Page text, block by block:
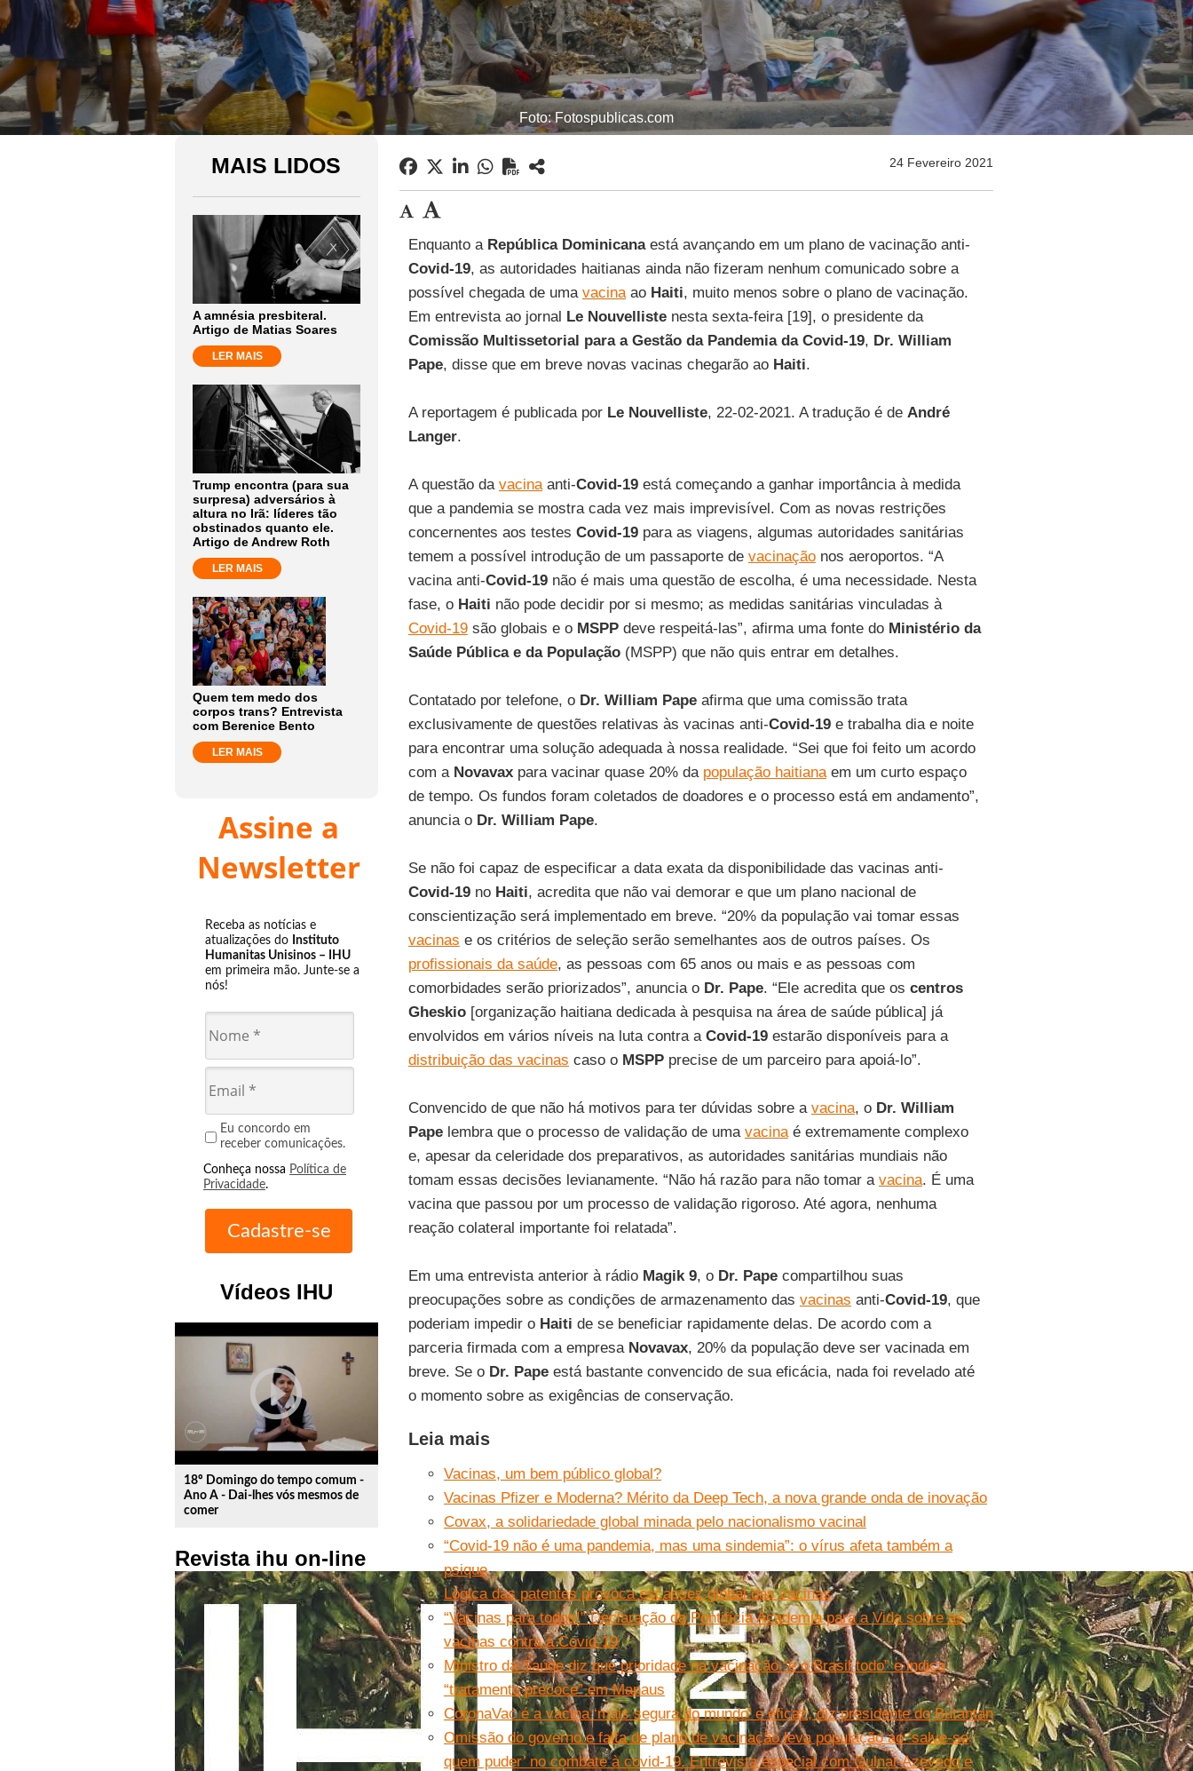
Foto: Fotospublicas.com
MAIS LIDOS
A amnésia presbiteral.
Artigo de Matias Soares
LER MAIS
Trump encontra (para sua
surpresa) adversários à
altura no Irã: líderes tão
obstinados quanto ele.
Artigo de Andrew Roth
LER MAIS
Quem tem medo dos
corpos trans? Entrevista
com Berenice Bento
LER MAIS
Assine a
Newsletter
Receba as notícias e
atualizações do Instituto
Humanitas Unisinos – IHU
em primeira mão. Junte-se a
nós!
Eu concordo em
receber comunicações.
Conheça nossa Política de
Privacidade.
Vídeos IHU
play_circle_outline
18º Domingo do tempo comum -
Ano A - Dai-lhes vós mesmos de
comer
Revista ihu on-line
24 Fevereiro 2021
Enquanto a República Dominicanaestá avançando em um plano de vacinação anti-
Covid-19, as autoridades haitianas ainda não fizeram nenhum comunicado sobre a
possível chegada de uma vacinaao Haiti, muito menos sobre o plano de vacinação.
Em entrevista ao jornal Le Nouvellistenesta sexta-feira [19], o presidente da
Comissão Multissetorial para a Gestão da Pandemia da Covid-19, Dr. William
Pape, disse que em breve novas vacinas chegarão ao Haiti.
A reportagem é publicada por Le Nouvelliste, 22-02-2021. A tradução é de André
Langer.
A questão da vacinaanti-Covid-19está começando a ganhar importância à medida
que a pandemia se mostra cada vez mais imprevisível. Com as novas restrições
concernentes aos testes Covid-19para as viagens, algumas autoridades sanitárias
temem a possível introdução de um passaporte de vacinaçãonos aeroportos. “A
vacina anti-Covid-19não é mais uma questão de escolha, é uma necessidade. Nesta
fase, o Haiti não pode decidir por si mesmo; as medidas sanitárias vinculadas à
Covid-19são globais e o MSPPdeve respeitá-las”, afirma uma fonte do Ministério da
Saúde Pública e da População(MSPP) que não quis entrar em detalhes.
Contatado por telefone, o Dr. William Papeafirma que uma comissão trata
exclusivamente de questões relativas às vacinas anti-Covid-19e trabalha dia e noite
para encontrar uma solução adequada à nossa realidade. “Sei que foi feito um acordo
com a Novavaxpara vacinar quase 20% da população haitianaem um curto espaço
de tempo. Os fundos foram coletados de doadores e o processo está em andamento”,
anuncia o Dr. William Pape.
Se não foi capaz de especificar a data exata da disponibilidade das vacinas anti-
Covid-19no Haiti, acredita que não vai demorar e que um plano nacional de
conscientização será implementado em breve. “20% da população vai tomar essas
vacinas e os critérios de seleção serão semelhantes aos de outros países. Os
profissionais da saúde, as pessoas com 65 anos ou mais e as pessoas com
comorbidades serão priorizados”, anuncia o Dr. Pape. “Ele acredita que os centros
Gheskio[organização haitiana dedicada à pesquisa na área de saúde pública] já
envolvidos em vários níveis na luta contra a Covid-19estarão disponíveis para a
distribuição das vacinas caso o MSPPprecise de um parceiro para apoiá-lo”.
Convencido de que não há motivos para ter dúvidas sobre a vacina, o Dr. William
Papelembra que o processo de validação de uma vacinaé extremamente complexo
e, apesar da celeridade dos preparativos, as autoridades sanitárias mundiais não
tomam essas decisões levianamente. “Não há razão para não tomar a vacina. É uma
vacina que passou por um processo de validação rigoroso. Até agora, nenhuma
reação colateral importante foi relatada”.
Em uma entrevista anterior à rádio Magik 9, o Dr. Papecompartilhou suas
preocupações sobre as condições de armazenamento das vacinas anti-Covid-19, que
poderiam impedir o Haiti de se beneficiar rapidamente delas. De acordo com a
parceria firmada com a empresa Novavax, 20% da população deve ser vacinada em
breve. Se o Dr. Papeestá bastante convencido de sua eficácia, nada foi revelado até
o momento sobre as exigências de conservação.
Leia mais
Vacinas, um bem público global?
Vacinas Pfizer e Moderna? Mérito da Deep Tech, a nova grande onda de inovação
Covax, a solidariedade global minada pelo nacionalismo vacinal
“Covid-19 não é uma pandemia, mas uma sindemia”: o vírus afeta também a
psique
Lógica das patentes provoca escassez global das vacinas
“Vacinas para todos!” Declaração da Pontifícia Academia para a Vida sobre as
vacinas contra a Covid-19
Ministro da Saúde diz que prioridade na vacinação “é o Brasil todo” e indica
“tratamento precoce” em Manaus
CoronaVac é a vacina ‘mais segura do mundo’ e eficaz, diz presidente do Butantan
Omissão do governo e falta de plano de vacinação leva população ao ‘salve-se
quem puder’ no combate à covid-19. Entrevista especial com Gulnar Azevedo e